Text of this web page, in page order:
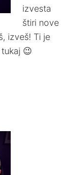
izvesta
štiri nove
izveš! Ti je
😉